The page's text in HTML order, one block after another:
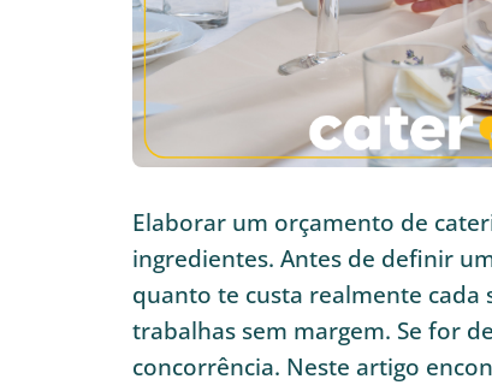
Elaborar um orçamento de
ingredientes. Antes de definir
quanto te custa realmente cada
trabalhas sem margem. Se for
concorrência. Neste artigo